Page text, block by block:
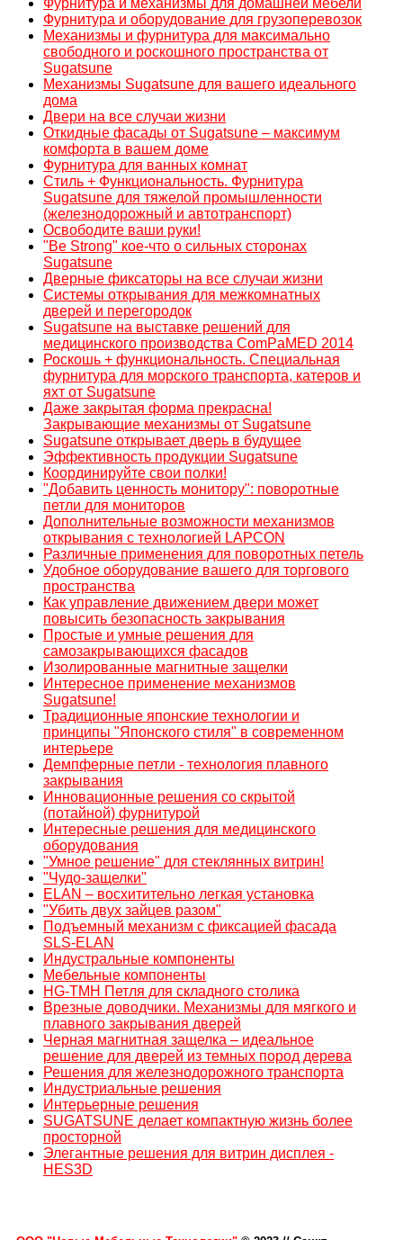
Фурнитура и механизмы для домашней мебели
Фурнитура и оборудование для грузоперевозок
Механизмы и фурнитура для максимально
свободного и роскошного пространства от
Sugatsune
Механизмы Sugatsune для вашего идеального
дома
Двери на все случаи жизни
Откидные фасады от Sugatsune – максимум
комфорта в вашем доме
Фурнитура для ванных комнат
Стиль + Функциональность. Фурнитура
Sugatsune для тяжелой промышленности
(железнодорожный и автотранспорт)
Освободите ваши руки!
"Be Strong" кое-что о сильных сторонах
Sugatsune
Дверные фиксаторы на все случаи жизни
Системы открывания для межкомнатных
дверей и перегородок
Sugatsune на выставке решений для
медицинского производства ComPaMED 2014
Роскошь + функциональность. Специальная
фурнитура для морского транспорта, катеров и
яхт от Sugatsune
Даже закрытая форма прекрасна!
Закрывающие механизмы от Sugatsune
Sugatsune открывает дверь в будущее
Эффективность продукции Sugatsune
Координируйте свои полки!
"Добавить ценность монитору": поворотные
петли для мониторов
Дополнительные возможности механизмов
открывания с технологией LAPCON
Различные применения для поворотных петель
Удобное оборудование вашего для торгового
пространства
Как управление движением двери может
повысить безопасность закрывания
Простые и умные решения для
самозакрывающихся фасадов
Изолированные магнитные защелки
Интересное применение механизмов
Sugatsune!
Традиционные японские технологии и
принципы "Японского стиля" в современном
интерьере
Демпферные петли - технология плавного
закрывания
Инновационные решения со скрытой
(потайной) фурнитурой
Интересные решения для медицинского
оборудования
"Умное решение" для стеклянных витрин!
"Чудо-защелки"
ELAN – восхитительно легкая установка
"Убить двух зайцев разом"
Подъемный механизм с фиксацией фасада
SLS-ELAN
Индустральные компоненты
Мебельные компоненты
HG-TMH Петля для складного столика
Врезные доводчики. Механизмы для мягкого и
плавного закрывания дверей
Черная магнитная защелка – идеальное
решение для дверей из темных пород дерева
Решения для железнодорожного транспорта
Индустриальные решения
Интерьерные решения
SUGATSUNE делает компактную жизнь более
просторной
Элегантные решения для витрин дисплея -
HES3D